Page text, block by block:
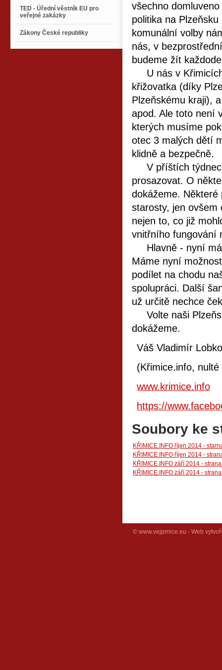
TED - Úřední věstník EU pro
veřejné zakázky
Zákony České republiky
všechno
politika na
komunální volby
nás, v
budeme žít
U nás v Křimicích
křižovatka (díky
Plzeňskému kraji),
apod. Ale toto není
kterých musíme
otec 3 malých dětí
klidně a bezpečně.
V příštích
prosazovat. O
dokážeme.
starosty, jen ovšem
nejen to, co již
vnitřního fungování
Hlavně - nyní
Máme nyní
podílet na chodu
spolupráci. Další
už určitě nechce
Volte naši
dokážeme.
Váš Vladimír
(Křimice.info,
www.krimice.info
https://
Soubory ke
KŘIMICE.INFO říjen 2014 -
KŘIMICE.INFO říjen 2014 -
KŘIMICE.INFO září 2014 -
KŘIMICE.INFO září 2014 -
© www.vejprnice.eu - Web